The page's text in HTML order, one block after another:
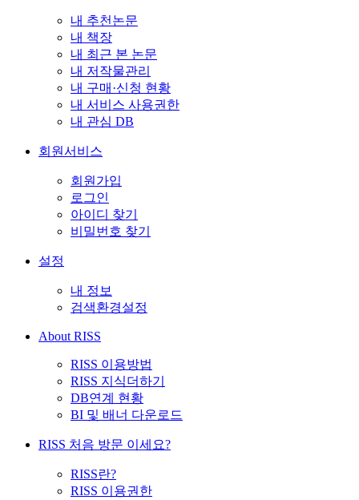
내 추천논문
내 책장
내 최근 본 논문
내 저작물관리
내 구매·신청 현황
내 서비스 사용권한
내 관심 DB
회원서비스
회원가입
로그인
아이디 찾기
비밀번호 찾기
설정
내 정보
검색환경설정
About RISS
RISS 이용방법
RISS 지식더하기
DB연계 현황
BI 및 배너 다운로드
RISS 처음 방문 이세요?
RISS란?
RISS 이용권한